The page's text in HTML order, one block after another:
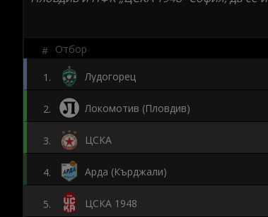
# Отбор
1 . Лудогорец
2. Локомотив (Пловдив)
3. ЦСКА
4. Арда (Кърджали)
5. ЦСКА 1948